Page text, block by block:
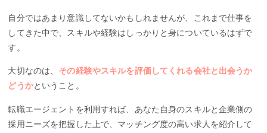
自分ではあまり意識してないかもしれませんが、これまで仕事を
してきた中で、スキルや経験はしっかりと身についているはずで
す。
大切なのは、 その経験やスキルを評価してくれる会社と出会うか
どうかということ。
転職エージェントを利用すれば、あなた自身のスキルと企業側の
採用ニーズを把握した上で、マッチング度の高い求人を紹介して